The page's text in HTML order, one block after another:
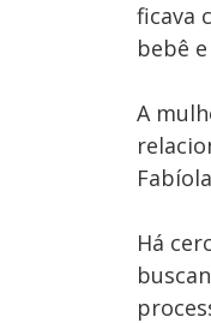
ficava
bebê
A
Há